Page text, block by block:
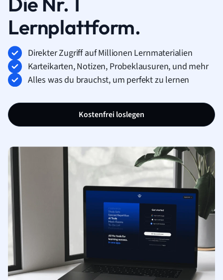
Lernplattform.
Direkter Zugriff auf Millionen Lernmaterialien
Karteikarten, Notizen, Probeklausuren, und mehr
Alles was du brauchst, um perfekt zu lernen
Kostenfrei loslegen